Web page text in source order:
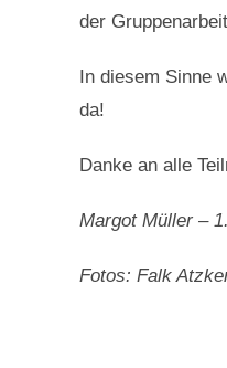
der
In diesem Sinne
da!
Danke an alle
Margot Müller –
Fotos: Falk